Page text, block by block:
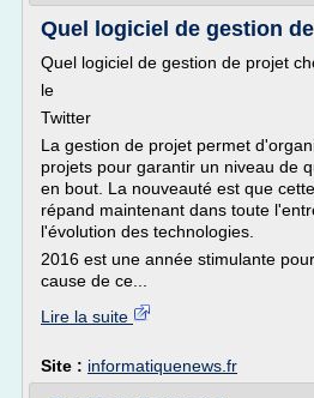
Quel logiciel de gestion
Quel logiciel de gestion de projet
le
Twitter
La gestion de projet permet
projets pour garantir un niveau de
en bout. La nouveauté est que
répand maintenant dans toute
l'évolution des technologies.
2016 est une année stimulante
cause de ce...
Lire la suite
Site : informatiquenews.fr